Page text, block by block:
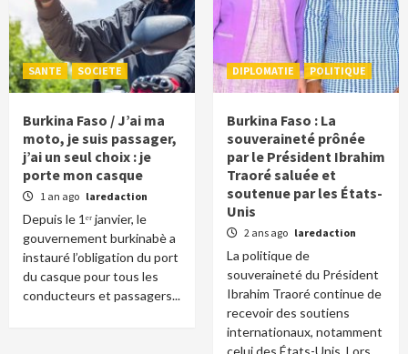
SANTE SOCIETE
Burkina Faso / J’ai ma
moto, je suis passager,
j’ai un seul choix : je
porte mon casque
1 an ago laredaction
Depuis le 1ᵉʳ janvier, le
gouvernement burkinabè a
instauré l’obligation du port
du casque pour tous les
conducteurs et passagers...
DIPLOMATIE POLITIQUE
Burkina Faso : La
souveraineté prônée
par le Président Ibrahim
Traoré saluée et
soutenue par les États-
Unis
2 ans ago laredaction
La politique de
souveraineté du Président
Ibrahim Traoré continue de
recevoir des soutiens
internationaux, notamment
celui des États-Unis. Lors